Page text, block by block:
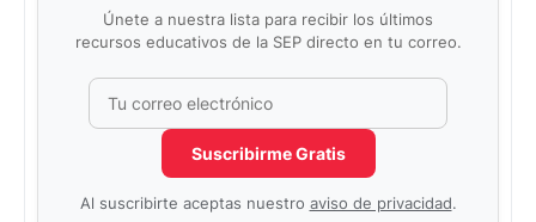
Únete a nuestra lista para recibir los últimos
recursos educativos de la SEP directo en tu correo.
No completar este campo
Suscribirme Gratis
Al suscribirte aceptas nuestro aviso de privacidad.